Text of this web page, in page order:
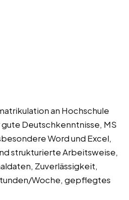
an Hochschule
Deutschkenntnisse, MS
Word und Excel,
strukturierte Arbeitsweise,
Zuverlässigkeit,
Woche, gepflegtes